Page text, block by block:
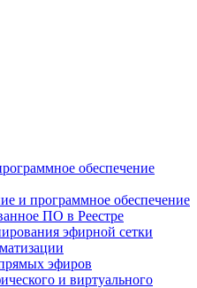
обеспечение
и программное обеспечение
ПО в Реестре
эфирной сетки
эфиров
и виртуального